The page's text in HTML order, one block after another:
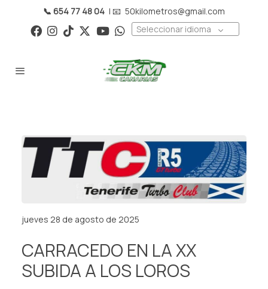
📞 654 77 48 04 | 📧 50kilometros@gmail.com
Seleccionar idioma
jueves 28 de agosto de 2025
CARRACEDO EN LA XX
SUBIDA A LOS LOROS